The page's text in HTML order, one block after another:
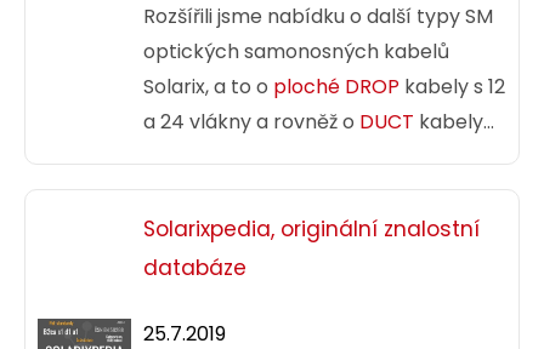
Rozšířili jsme nabídku o další typy SM
optických samonosných kabelů
Solarix, a to o ploché DROP kabely s 12
a 24 vlákny a rovněž o DUCT kabely
opět s 12 a 24 vlákny.
Solarixpedia, originální znalostní
databáze
25.7.2019